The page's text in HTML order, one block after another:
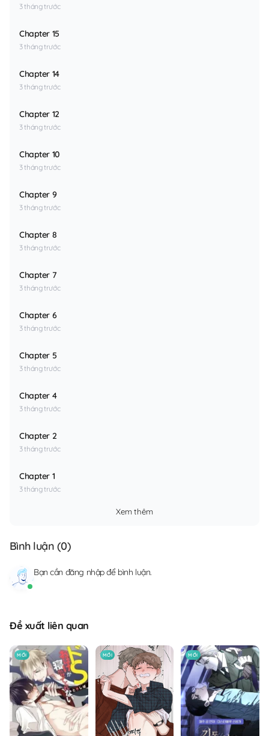
3 tháng trước
Chapter 15
3 tháng trước
Chapter 14
3 tháng trước
Chapter 12
3 tháng trước
Chapter 10
3 tháng trước
Chapter 9
3 tháng trước
Chapter 8
3 tháng trước
Chapter 7
3 tháng trước
Chapter 6
3 tháng trước
Chapter 5
3 tháng trước
Chapter 4
3 tháng trước
Chapter 2
3 tháng trước
Chapter 1
3 tháng trước
Xem thêm
Bình luận (0)
Bạn cần đăng nhậpđể bình luận.
Đề xuất liên quan
MỚI MỚI MỚI